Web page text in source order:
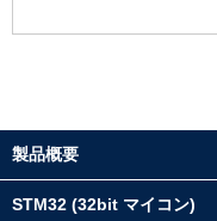
製品概要
STM32 (32bit マイコン)